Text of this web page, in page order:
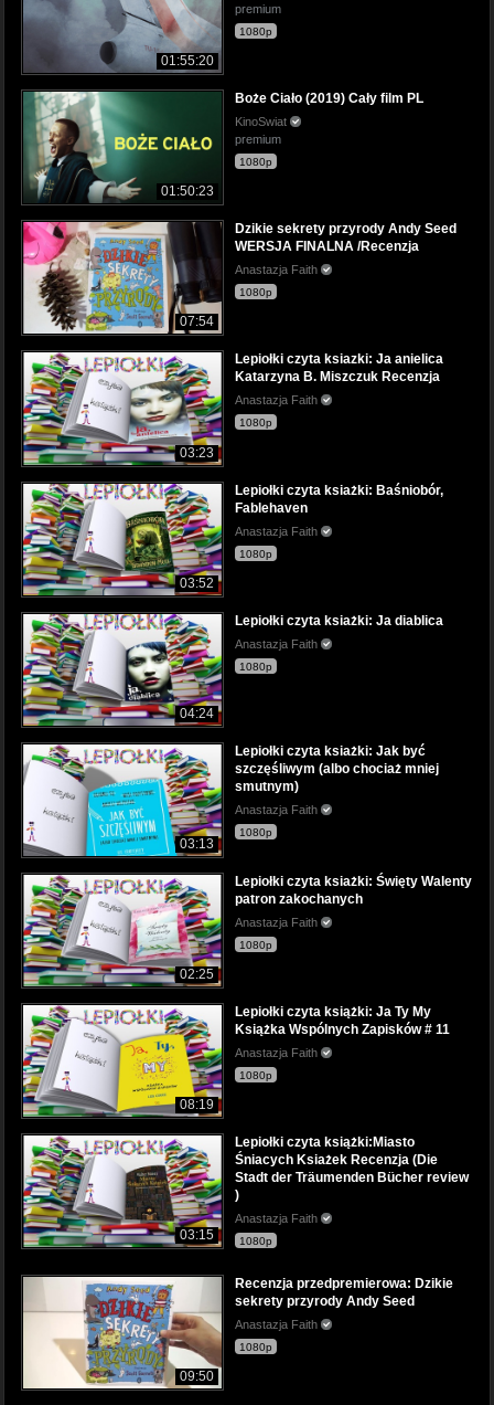
01:55:20
premium
1080p
01:50:23
Boże Ciało (2019) Cały film PL
KinoSwiat
premium
1080p
07:54
Dzikie sekrety przyrody Andy Seed
WERSJA FINALNA /Recenzja
Anastazja Faith
1080p
03:23
Lepiołki czyta ksiazki: Ja anielica
Katarzyna B. Miszczuk Recenzja
Anastazja Faith
1080p
03:52
Lepiołki czyta ksiażki: Baśniobór,
Fablehaven
Anastazja Faith
1080p
04:24
Lepiołki czyta ksiażki: Ja diablica
Anastazja Faith
1080p
03:13
Lepiołki czyta ksiażki: Jak być
szczęśliwym (albo chociaż mniej
smutnym)
Anastazja Faith
1080p
02:25
Lepiołki czyta ksiażki: Święty Walenty
patron zakochanych
Anastazja Faith
1080p
08:19
Lepiołki czyta książki: Ja Ty My
Książka Wspólnych Zapisków # 11
Anastazja Faith
1080p
03:15
Lepiołki czyta książki:Miasto
Śniacych Ksiażek Recenzja (Die
Stadt der Träumenden Bücher review
)
Anastazja Faith
1080p
09:50
Recenzja przedpremierowa: Dzikie
sekrety przyrody Andy Seed
Anastazja Faith
1080p